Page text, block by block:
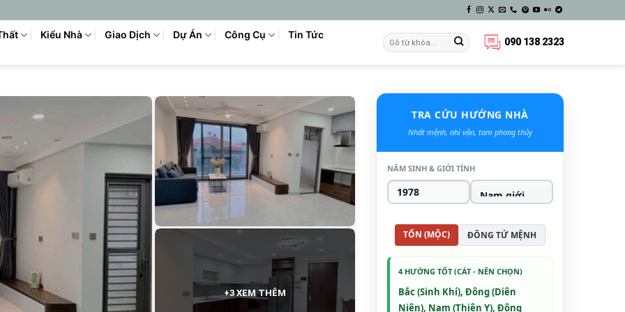
Kiểu Nhà Giao Dịch Dự Án Công Cụ Tin Tức
090 138 2323
+3 XEM THÊM
TRA CỨU HƯỚNG NHÀ
Nhất mệnh, nhì vận, tam phong thủy
NĂM SINH & GIỚI TÍNH
TỐN (MỘC) ĐÔNG TỨ MỆNH
4 HƯỚNG TỐT (CÁT - NÊN CHỌN)
Bắc (Sinh Khí), Đông (Diên
Niên), Nam (Thiên Y), Đông